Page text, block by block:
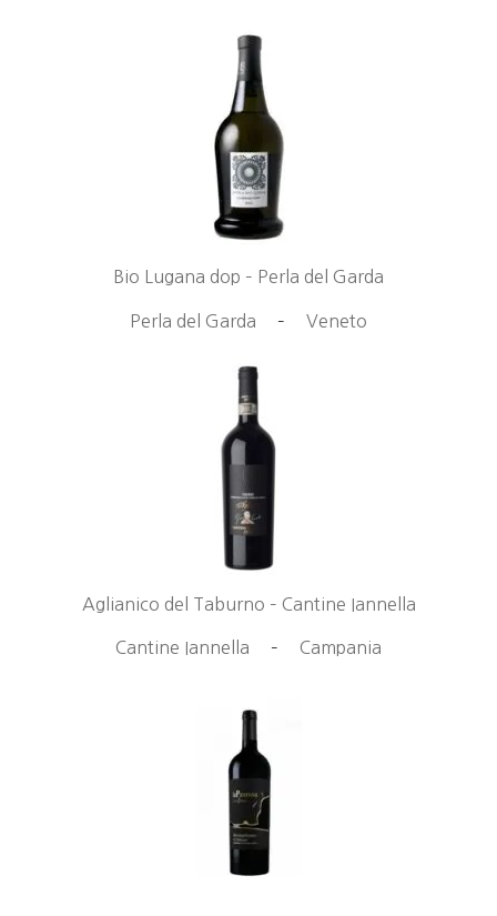
Bio Lugana dop – Perla del Garda
Perla del Garda – Veneto
Aglianico del Taburno – Cantine Iannella
Cantine Iannella – Campania